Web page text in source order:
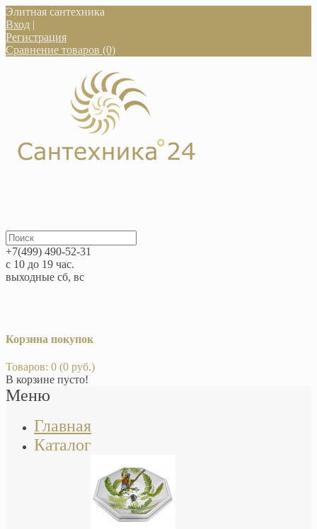
Элитная сантехника
Вход |
Регистрация
Сравнение товаров (0)
+7(499) 490-52-31
с 10 до 19 час.
выходные сб, вс
Корзина покупок
Товаров: 0 (0 руб.)
В корзине пусто!
Меню
Главная
Каталог